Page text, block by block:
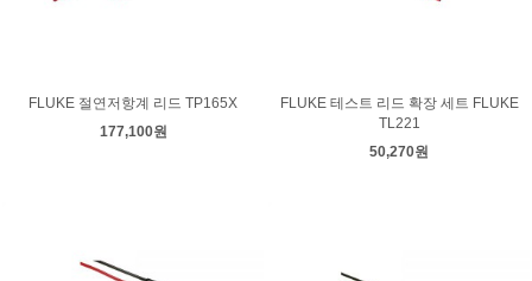
FLUKE 절연저항계 리드 TP165X
177,100원
FLUKE 테스트 리드 확장 세트 FLUKE
TL221
50,270원